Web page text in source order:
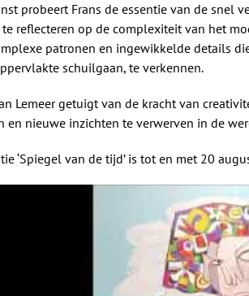
probeert Frans de essentie van de snel
reflecteren op de complexiteit van het
patronen en ingewikkelde details
schuilgaan, te verkennen.
Lemeer getuigt van de kracht van
en nieuwe inzichten te verwerven in de
‘Spiegel van de tijd’ is tot en met 20